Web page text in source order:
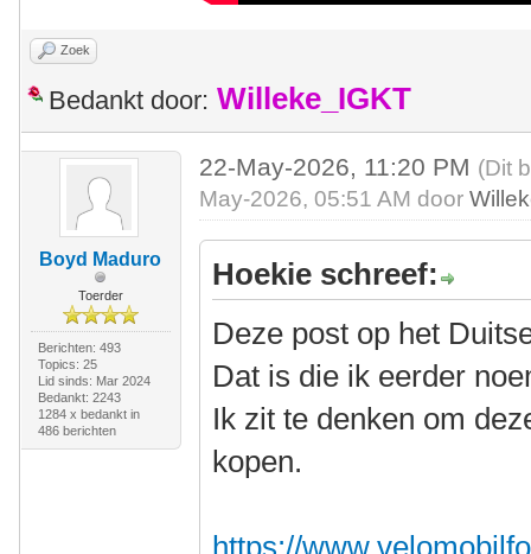
Zoek
Bedankt door: Willeke_IGKT
Boyd Maduro
Toerder
Berichten: 493
Topics: 25
Lid sinds: Mar 2024
Bedankt: 2243
1284 x bedankt in
486 berichten
22-May-2026, 11:20 PM (Dit
May-2026, 05:51 AM door
Hoekie schreef:
Deze post op het
Dat is die ik eerder
Ik zit te denken om
kopen.
https://